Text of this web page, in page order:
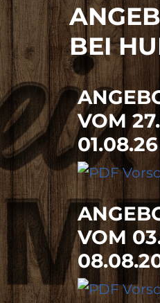
BEI
VOM
01.08.26
VOM